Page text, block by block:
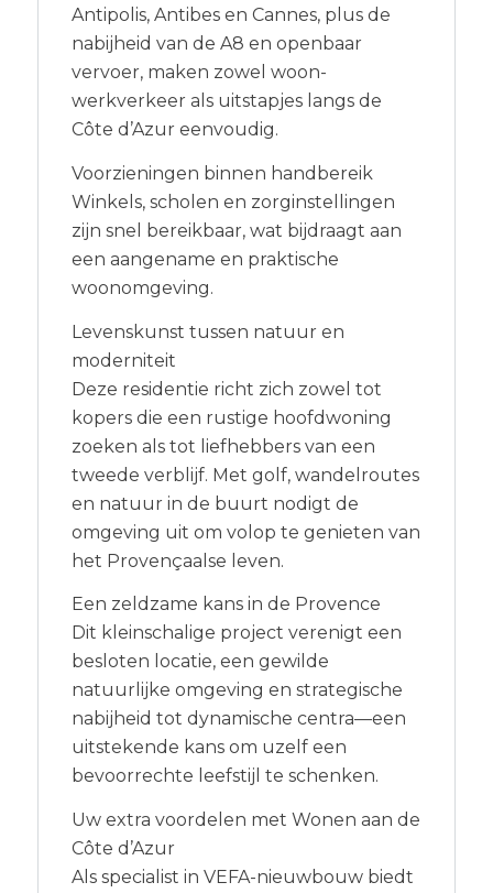
Antipolis, Antibes en Cannes, plus de
nabijheid van de A8 en openbaar
vervoer, maken zowel woon-
werkverkeer als uitstapjes langs de
Côte d’Azur eenvoudig.
Voorzieningen binnen handbereik
Winkels, scholen en zorginstellingen
zijn snel bereikbaar, wat bijdraagt aan
een aangename en praktische
woonomgeving.
Levenskunst tussen natuur en
moderniteit
Deze residentie richt zich zowel tot
kopers die een rustige hoofdwoning
zoeken als tot liefhebbers van een
tweede verblijf. Met golf, wandelroutes
en natuur in de buurt nodigt de
omgeving uit om volop te genieten van
het Provençaalse leven.
Een zeldzame kans in de Provence
Dit kleinschalige project verenigt een
besloten locatie, een gewilde
natuurlijke omgeving en strategische
nabijheid tot dynamische centra—een
uitstekende kans om uzelf een
bevoorrechte leefstijl te schenken.
Uw extra voordelen met Wonen aan de
Côte d’Azur
Als specialist in VEFA-nieuwbouw biedt